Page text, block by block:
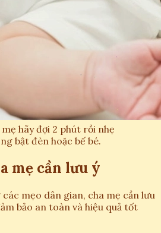
hãy đợi 2 phút rồi nhẹ
bật đèn hoặc bế bé.
mẹ cần lưu ý
mẹo dân gian, cha mẹ cần lưu
bảo an toàn và hiệu quả tốt